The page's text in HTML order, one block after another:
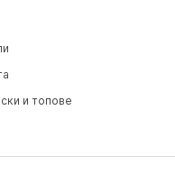
и топове
и туники